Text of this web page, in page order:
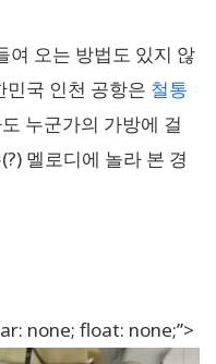
여 오는 방법도 있지 않
국 인천 공항은 철통
누군가의 가방에 걸
멜로디에 놀라 본 경
none; float: none;”>